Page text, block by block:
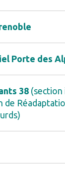
Porte des
38 (section
de